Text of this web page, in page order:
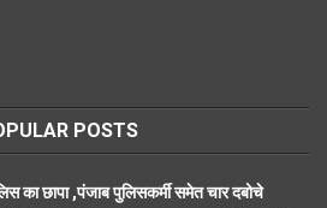
POSTS
का छापा ,पंजाब पुलिसकर्मी समेत चार दबोचे